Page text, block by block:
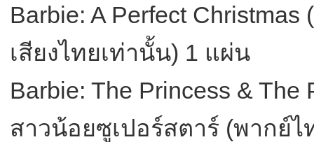
Barbie: A Perfect
เสียงไทยเท่านั้น) 1 แผ่น
Barbie: The Princess &
สาวน้อยซูเปอร์สตาร์ (พากย์